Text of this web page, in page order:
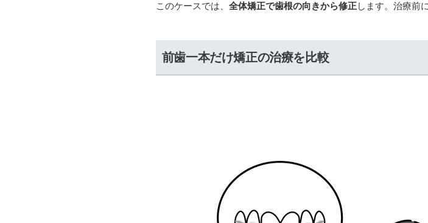
このケースでは、 全体矯正で歯根の向きから修正します。治療前
前歯一本だけ矯正の治療を比較